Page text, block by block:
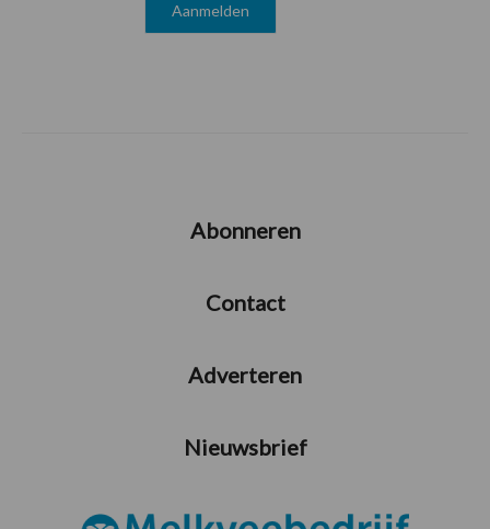
Abonneren
Contact
Adverteren
Nieuwsbrief